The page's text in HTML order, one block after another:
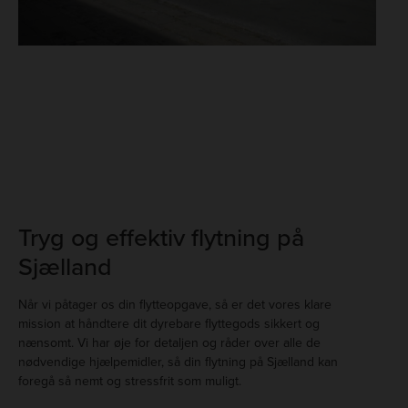
Tryg og effektiv flytning på
Sjælland
Når vi påtager os din flytteopgave, så er det vores klare
mission at håndtere dit dyrebare flyttegods sikkert og
nænsomt. Vi har øje for detaljen og råder over alle de
nødvendige hjælpemidler, så din flytning på Sjælland kan
foregå så nemt og stressfrit som muligt.